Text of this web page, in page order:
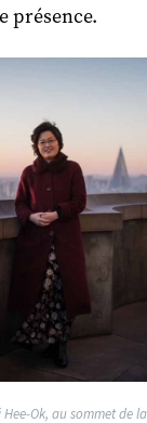
présence.
Ok, au sommet de